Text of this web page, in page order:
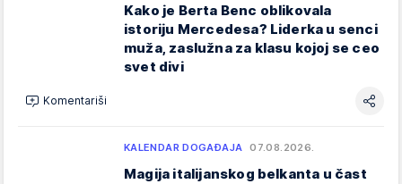
Kako je Berta Benc oblikovala
istoriju Mercedesa? Liderka u senci
muža, zaslužna za klasu kojoj se ceo
svet divi
Komentariši
KALENDAR DOGAĐAJA 07.08.2026.
Magija italijanskog belkanta u čast